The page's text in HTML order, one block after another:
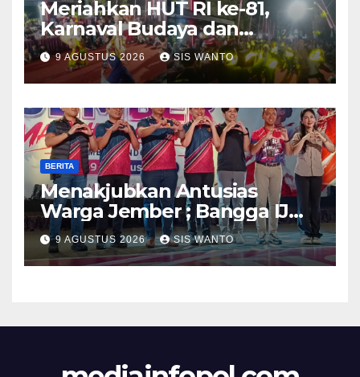
Meriahkan HUT RI ke-81,
Karnaval Budaya dan
Dentuman Sound Horeg
Lighting Lampu Hiasi Langit
Desa Weringinrejo
9 AGUSTUS 2026 SIS WANTO
BERITA
Menakjubkan Antusias
Warga Jember ; Bangga IJMC
Sangat Luar Biasa
9 AGUSTUS 2026 SIS WANTO